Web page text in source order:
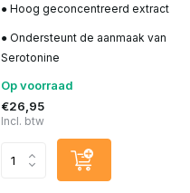
● Hoog geconcentreerd extract
● Ondersteunt de aanmaak van
Serotonine
Op voorraad
€26,95
Incl. btw